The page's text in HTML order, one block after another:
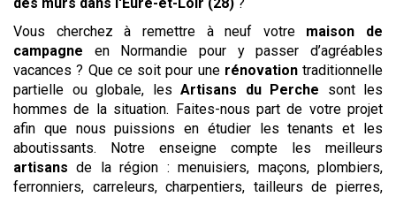
Vous cherchez à remettre à neuf votre maison de
campagne en Normandie pour y passer d’agréables
vacances ? Que ce soit pour une rénovationtraditionnelle
partielle ou globale, les Artisans du Perche sont les
hommes de la situation. Faites-nous part de votre projet
afin que nous puissions en étudier les tenants et les
aboutissants. Notre enseigne compte les meilleurs
artisans de la région : menuisiers, maçons, plombiers,
ferronniers, carreleurs, charpentiers, tailleurs de pierres,